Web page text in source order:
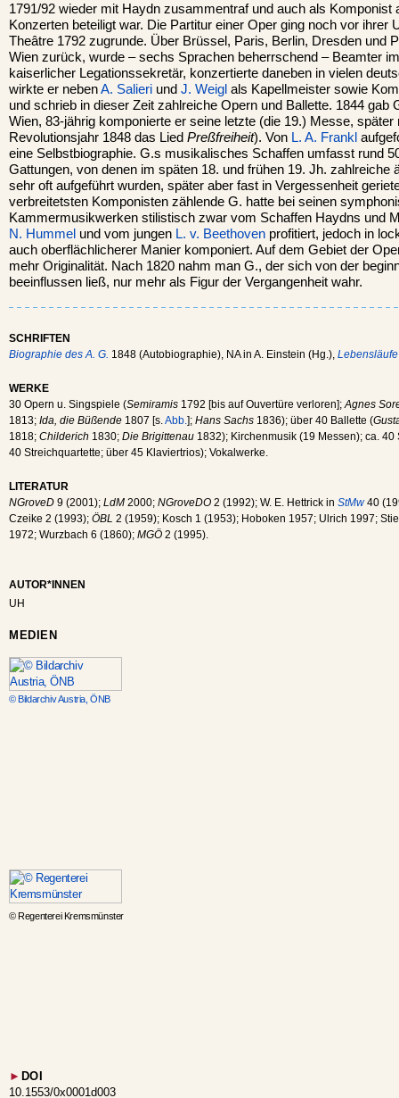
1791/92 wieder mit Haydn zusammentraf und auch als Komponist
Konzerten beteiligt war. Die Partitur einer Oper ging noch vor ihrer
Theâtre 1792 zugrunde. Über Brüssel, Paris, Berlin, Dresden und
Wien zurück, wurde – sechs Sprachen beherrschend – Beamter
kaiserlicher Legationssekretär, konzertierte daneben in vielen
wirkte er nebenA. Salieri und J. Weigl als Kapellmeister sowie
und schrieb in dieser Zeit zahlreiche Opern und Ballette. 1844 gab
Wien, 83-jährig komponierte er seine letzte (die 19.) Messe, später
Revolutionsjahr 1848 das Lied Preßfreiheit). Von L. A. Frankl
eine Selbstbiographie. G.s musikalisches Schaffen umfasst rund
Gattungen, von denen im späten 18. und frühen 19. Jh. zahlreiche
sehr oft aufgeführt wurden, später aber fast in Vergessenheit
verbreitetsten Komponisten zählende G. hatte bei seinen
Kammermusikwerken stilistisch zwar vom Schaffen Haydns und
N. Hummel und vom jungen L. v. Beethoven profitiert, jedoch in
auch oberflächlicherer Manier komponiert. Auf dem Gebiet der
mehr Originalität. Nach 1820 nahm man G., der sich von der
beeinflussen ließ, nur mehr als Figur der Vergangenheit wahr.
SCHRIFTEN
Biographie des A. G. 1848 (Autobiographie), NA in A. Einstein (Hg.),
WERKE
30 Opern u. Singspiele (Semiramis 1792 [bis auf Ouvertüre verloren];Agnes
1813; Ida, die Büßende 1807 [s.Abb.]; Hans Sachs 1836); über 40 Ballette (
1818; Childerich 1830; Die Brigittenau 1832); Kirchenmusik (19 Messen); ca.
40 Streichquartette; über 45 Klaviertrios); Vokalwerke.
LITERATUR
NGroveD 9 (2001); LdM 2000; NGroveDO 2 (1992); W. E. Hettrick in StMw40
Czeike 2 (1993); ÖBL 2 (1959); Kosch 1 (1953); Hoboken 1957; Ulrich 1997;
1972; Wurzbach 6 (1860); MGÖ 2 (1995).
AUTOR*INNEN
UH
MEDIEN
© Bildarchiv Austria, ÖNB
© Regenterei Kremsmünster
► DOI
10.1553/0x0001d003